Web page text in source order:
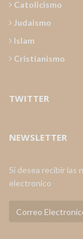
Catolicismo
Judaismo
Islam
Cristianismo
TWITTER
NEWSLETTER
Si desea recibir las
electronico